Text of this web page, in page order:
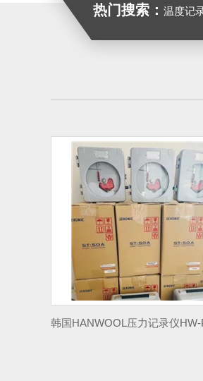
热门搜索： 温度记
SONY UP-D898MD索尼视频